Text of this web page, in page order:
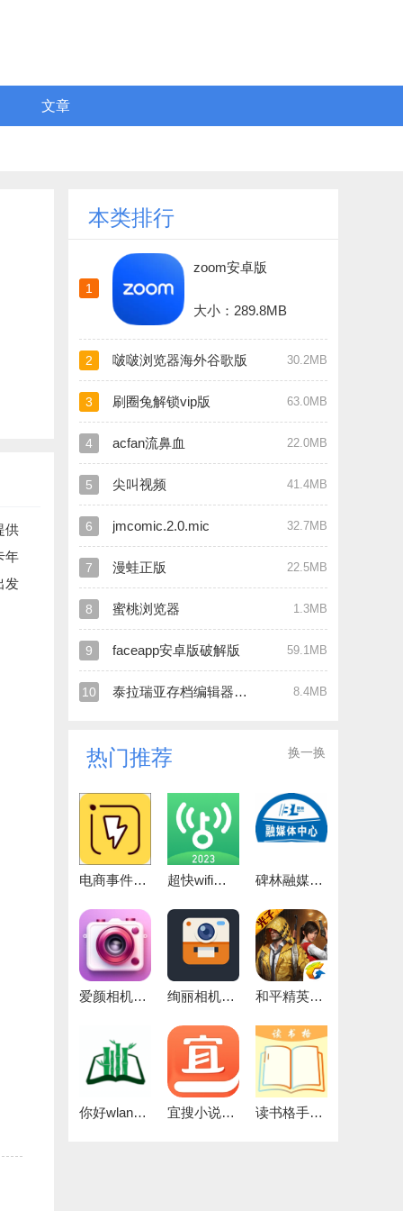
文章
供
年
发
本类排行
1
zoom安卓版
大小：289.8MB
2 啵啵浏览器海外谷歌版 30.2MB
3 刷圈兔解锁vip版 63.0MB
4 acfan流鼻血 22.0MB
5 尖叫视频 41.4MB
6 jmcomic.2.0.mic 32.7MB
7 漫蛙正版 22.5MB
8 蜜桃浏览器 1.3MB
9 faceapp安卓版破解版 59.1MB
10 泰拉瑞亚存档编辑器官网版 8.4MB
热门推荐 换一换
电商事件官方正版 超快wifi助手官方版 碑林融媒免费版
爱颜相机官方最新版 绚丽相机官方最新版 和平精英灵敏度正版
你好wland官方版 宜搜小说去广告通用版 读书格手机版